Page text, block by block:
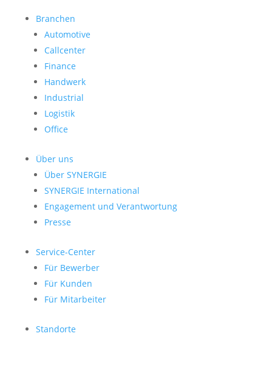
Branchen
Automotive
Callcenter
Finance
Handwerk
Industrial
Logistik
Office
Über uns
Über SYNERGIE
SYNERGIE International
Engage­ment und Verantwor­tung
Presse
Service-Center
Für Bewerber
Für Kunden
Für Mitarbeiter
Standorte